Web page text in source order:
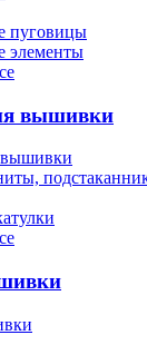
пуговицы
элементы
вышивки